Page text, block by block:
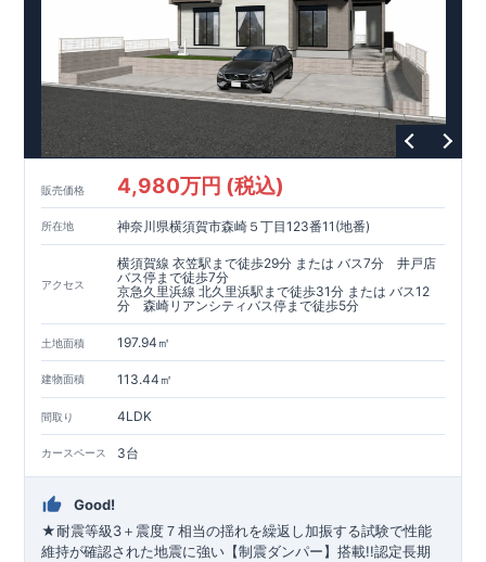
販売価格 4,980万円 (税込)
所在地 神奈川県横須賀市森崎５丁目123番11(地番)
アクセス
横須賀線 衣笠駅まで徒歩29分 または バス7分 井戸店
バス停まで徒歩7分
京急久里浜線 北久里浜駅まで徒歩31分 または バス12
分 森崎リアンシティバス停まで徒歩5分
土地面積 197.94㎡
建物面積 113.44㎡
間取り 4LDK
カースペース 3台
Good!
★耐震等級3＋震度７相当の揺れを繰返し加振する試験で性能
維持が確認された地震に強い【制震ダンパー】搭載!!認定長期